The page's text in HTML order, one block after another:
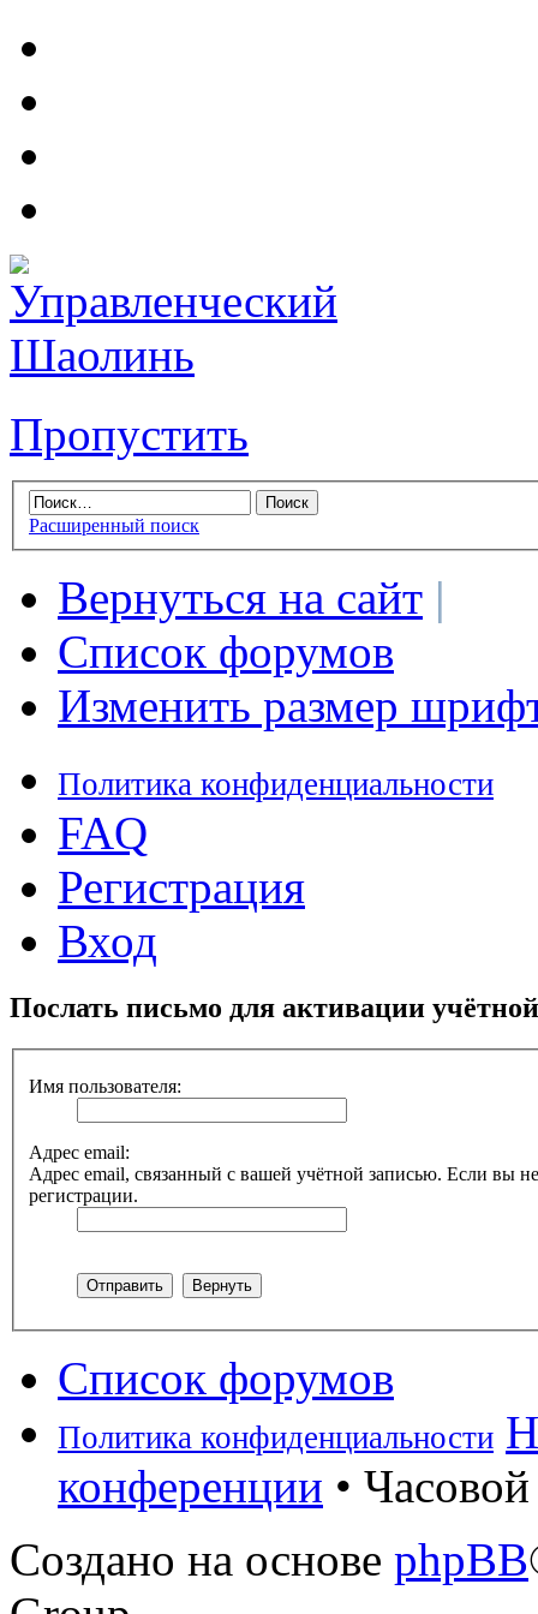
Пропустить
Расширенный поиск
Вернуться на сайт |
Список форумов
Изменить размер
Политика конфиденциальности
FAQ
Регистрация
Вход
Послать письмо для активации
Имя пользователя:
Адрес email:
Адрес email, связанный с вашей учётной записью. Если вы
регистрации.
Список форумов
Политика конфиденциальности
конференции •
Создано на основе phpBB